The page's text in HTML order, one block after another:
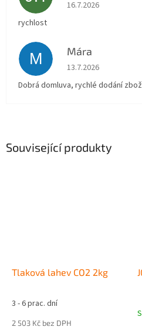
Související produkty
Tlaková lahev CO2 2kg
Průměrné
produktu
3 - 6 prac. dní
2 503 Kč bez DPH
16.7.2026
rychlost
M Mára
Hodnocení obchodu
13.7.2026
Dobrá domluva, rychlé dodání